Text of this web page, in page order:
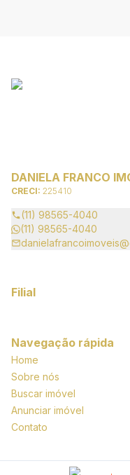
DANIELA FRANCO
CRECI: 225410
(11) 98565-4040
(11) 98565-4040
Filial
Navegação rápida
Home
Sobre nós
Buscar imóvel
Anunciar imóvel
Contato